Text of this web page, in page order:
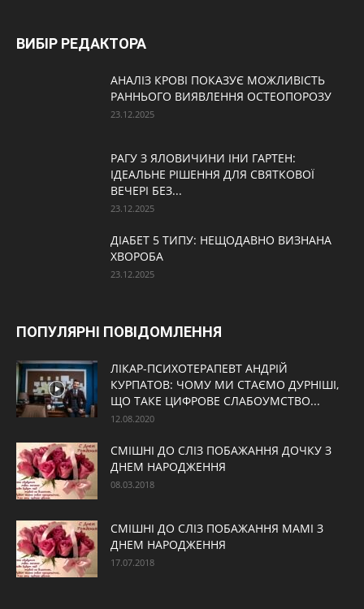
ВИБІР РЕДАКТОРА
АНАЛІЗ КРОВІ ПОКАЗУЄ МОЖЛИВІСТЬ
РАННЬОГО ВИЯВЛЕННЯ ОСТЕОПОРОЗУ
23.12.2025
РАГУ З ЯЛОВИЧИНИ ІНИ ГАРТЕН:
ІДЕАЛЬНЕ РІШЕННЯ ДЛЯ СВЯТКОВОЇ
ВЕЧЕРІ БЕЗ...
23.12.2025
ДІАБЕТ 5 ТИПУ: НЕЩОДАВНО ВИЗНАНА
ХВОРОБА
23.12.2025
ПОПУЛЯРНІ ПОВІДОМЛЕННЯ
ЛІКАР-ПСИХОТЕРАПЕВТ АНДРІЙ
КУРПАТОВ: ЧОМУ МИ СТАЄМО ДУРНІШІ,
ЩО ТАКЕ ЦИФРОВЕ СЛАБОУМСТВО...
12.08.2020
СМІШНІ ДО СЛІЗ ПОБАЖАННЯ ДОЧКУ З
ДНЕМ НАРОДЖЕННЯ
08.03.2018
СМІШНІ ДО СЛІЗ ПОБАЖАННЯ МАМІ З
ДНЕМ НАРОДЖЕННЯ
17.07.2018